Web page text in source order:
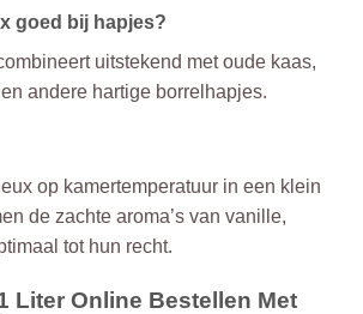
goed bij hapjes?
uitstekend met oude kaas,
andere hartige borrelhapjes.
op kamertemperatuur in een klein
de zachte aroma’s van vanille,
tot hun recht.
Liter Online Bestellen Met